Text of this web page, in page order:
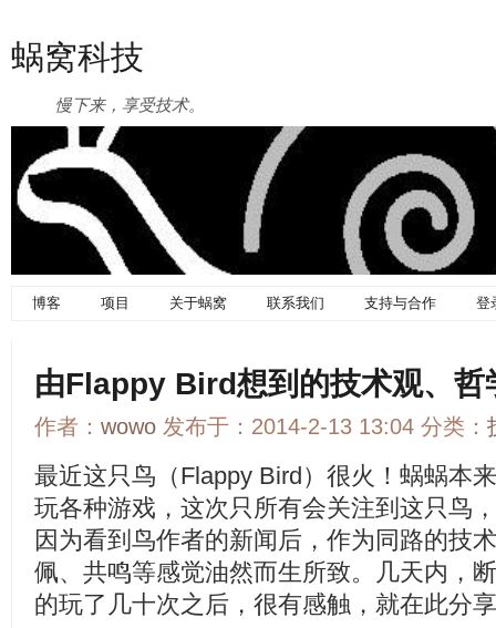
蜗窝科技
慢下来，享受技术。
博客 项目 关于蜗窝 联系我们 支持与合作 登
由Flappy Bird想到的技术观、哲
作者： wowo 发布于：2014-2-13 13:04 分类：
最近这只鸟（Flappy Bird）很火！蜗蜗本
玩各种游戏，这次只所有会关注到这只鸟
因为看到鸟作者的新闻后，作为同路的技
佩、共鸣等感觉油然而生所致。几天内，
的玩了几十次之后，很有感触，就在此分